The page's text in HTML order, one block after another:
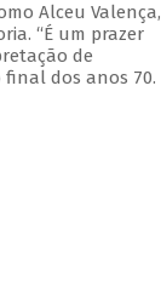
Alceu Valença,
“É um prazer
de
final dos anos 70.